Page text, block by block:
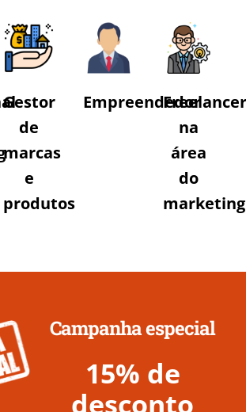
Gestor
de
marcas
e
produtos
EmpreendedorFreelancer
na
área
do
marketing
Campanha especial
15% de
desconto